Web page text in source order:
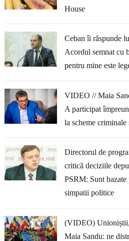
House
Ceban îi răspunde
Acordul semnat cu
pentru mine este
VIDEO // Maia
A participat
la scheme
Directorul de
critică deciziile
PSRM: Sunt bazate
simpatii politice
(VIDEO)
Maia Sandu: ne